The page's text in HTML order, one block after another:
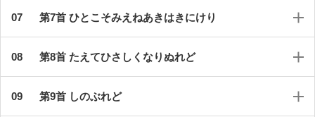
第7首 ひとこそみえねあきはきにけり
第8首 たえてひさしくなりぬれど
第9首 しのぶれど